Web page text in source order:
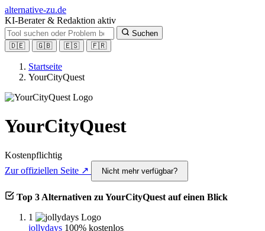
alternative-zu.de
KI-Berater & Redaktion aktiv
Suchen
🇩🇪
🇬🇧 🇪🇸 🇫🇷
Startseite
YourCityQuest
YourCityQuest
Kostenpflichtig
Zur offiziellen Seite ↗
Nicht mehr verfügbar?
Top 3 Alternativen zu YourCityQuest auf einen Blick
1
jollydays 100% kostenlos